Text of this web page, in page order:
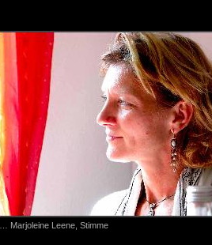
… Marjoleine Leene, Stimme